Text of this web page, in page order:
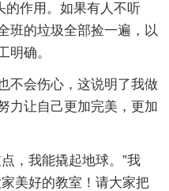
的作用。如果有人不听
班的垃圾全部捡一遍，以
明确。
不会伤心，这说明了我做
力让自己更加完美，更加
，我能撬起地球。”我
美好的教室！请大家把